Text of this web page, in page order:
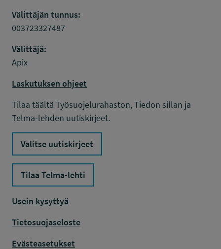
Välittäjän tunnus:
003723327487
Välittäjä:
Apix
Laskutuksen ohjeet
Tilaa täältä Työsuojelurahaston, Tiedon sillan ja
Telma-lehden uutiskirjeet.
Valitse uutiskirjeet
Tilaa Telma-lehti
Usein kysyttyä
Tietosuojaseloste
Evästeasetukset